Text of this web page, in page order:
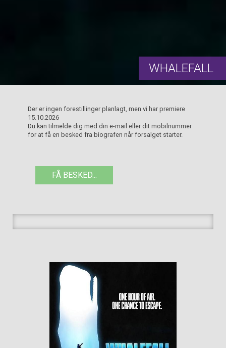
WHALEFALL
Der er ingen forestillinger planlagt, men vi har premiere
15.10.2026
Du kan tilmelde dig med din e-mail eller dit mobilnummer
for at få en besked fra biografen når forsalget starter.
FÅ BESKED...